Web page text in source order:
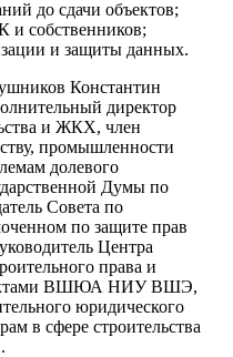
до сдачи объектов;
и собственников;
и защиты данных.
Константин
директор
и ЖКХ, член
промышленности
долевого
Думы по
Совета по
по защите прав
Центра
права и
ВШЮА НИУ ВШЭ,
юридического
в сфере строительства